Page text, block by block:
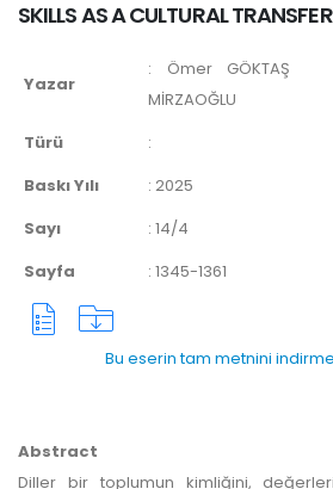
SKILLS AS A CULTURAL
Yazar
: Ömer GÖKTAŞ
MİRZAOĞLU
Türü
:
Baskı Yılı
: 2025
Sayı
: 14/4
Sayfa
: 1345-1361
Bu eserin tam metnini
Abstract
Diller bir toplumun kimliğini,